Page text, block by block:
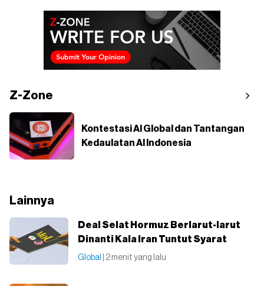
Z-Zone
Kontestasi AI Global dan Tantangan
Kedaulatan AI Indonesia
Lainnya
Deal Selat Hormuz Berlarut-larut
Dinanti Kala Iran Tuntut Syarat
Global | 2 menit yang lalu